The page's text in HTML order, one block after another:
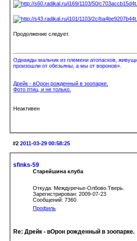
Продолжение следует.
Однажды мальчик из племени атопасков,
произошли от обезьяны, а мы от воронов».
Дрейк - вОрон рожденный в зоопарке.
Фото птиц, и не только.
Неактивен
#2 2011-03-29 00:58:25
sfinks-59
Старейшина клуба
Откуда: Междуречье-Олбово.Тверь.
Зарегистрирован: 2009-07-23
Сообщений: 7360
Профиль
Re: Дрейк - вОрон рожденный в зоопарке.